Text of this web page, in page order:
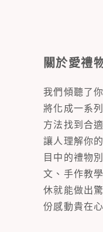
關於愛禮
我們傾聽了
將化成一系
方法找到合
讓人理解你
目中的禮物
文、手作教
休就能做出
份感動貴在